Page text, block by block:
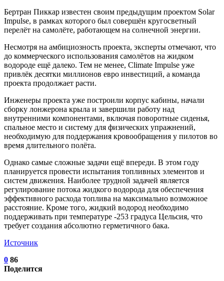
Бертран Пиккар известен своим предыдущим проектом Solar
Impulse, в рамках которого был совершён кругосветный
перелёт на самолёте, работающем на солнечной энергии.
Несмотря на амбициозность проекта, эксперты отмечают, что
до коммерческого использования самолётов на жидком
водороде ещё далеко. Тем не менее, Climate Impulse уже
привлёк десятки миллионов евро инвестиций, а команда
проекта продолжает расти.
Инженеры проекта уже построили корпус кабины, начали
сборку лонжерона крыла и завершили работу над
внутренними компонентами, включая поворотные сиденья,
спальное место и систему для физических упражнений,
необходимую для поддержания кровообращения у пилотов во
время длительного полёта.
Однако самые сложные задачи ещё впереди. В этом году
планируется провести испытания топливных элементов и
систем движения. Наиболее трудной задачей является
регулирование потока жидкого водорода для обеспечения
эффективного расхода топлива на максимально возможное
расстояние. Кроме того, жидкий водород необходимо
поддерживать при температуре -253 градуса Цельсия, что
требует создания абсолютно герметичного бака.
Источник
0 86
Поделится